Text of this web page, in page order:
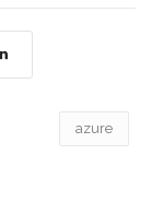
azure